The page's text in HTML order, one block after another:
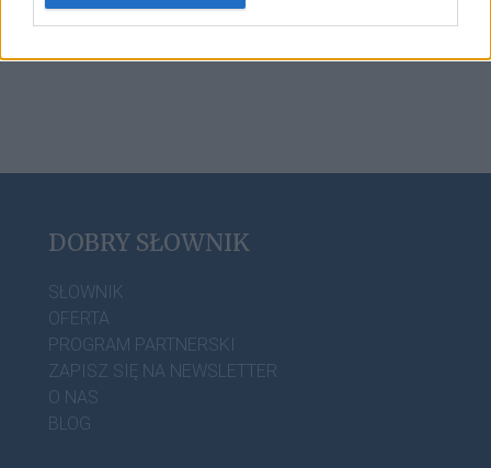
zadek
DOBRY SŁOWNIK
SŁOWNIK
OFERTA
PROGRAM PARTNERSKI
ZAPISZ SIĘ NA NEWSLETTER
O NAS
BLOG